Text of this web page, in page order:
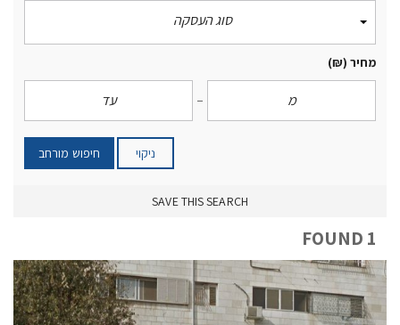
סוג העסקה
מחיר (₪)
ניקוי חיפוש מורחב
SAVE THIS SEARCH
1 FOUND